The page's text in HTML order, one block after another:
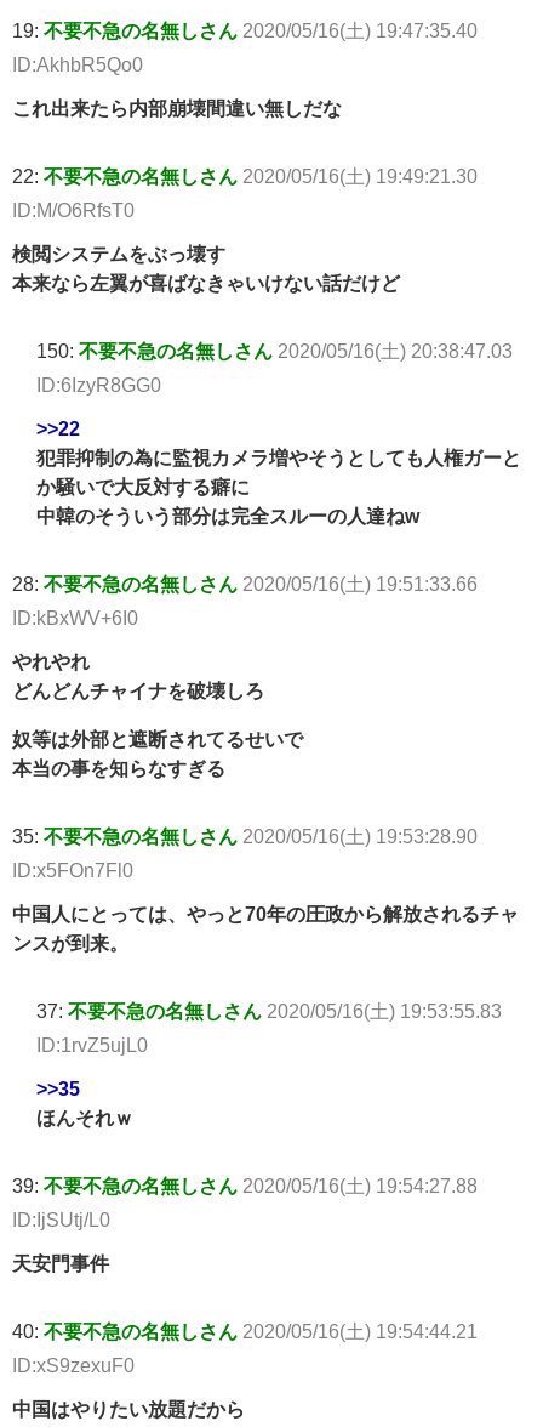
19: 不要不急の名無しさん 2020/05/16(土) 19:47:35.40
ID:AkhbR5Qo0
これ出来たら内部崩壊間違い無しだな
22: 不要不急の名無しさん 2020/05/16(土) 19:49:21.30
ID:M/O6RfsT0
検閲システムをぶっ壊す
本来なら左翼が喜ばなきゃいけない話だけど
150: 不要不急の名無しさん 2020/05/16(土) 20:38:47.03
ID:6IzyR8GG0
>>22
犯罪抑制の為に監視カメラ増やそうとしても人権ガーと
か騒いで大反対する癖に
中韓のそういう部分は完全スルーの人達ねw
28: 不要不急の名無しさん 2020/05/16(土) 19:51:33.66
ID:kBxWV+6I0
やれやれ
どんどんチャイナを破壊しろ
奴等は外部と遮断されてるせいで
本当の事を知らなすぎる
35: 不要不急の名無しさん 2020/05/16(土) 19:53:28.90
ID:x5FOn7Fl0
中国人にとっては、やっと70年の圧政から解放されるチャ
ンスが到来。
37: 不要不急の名無しさん 2020/05/16(土) 19:53:55.83
ID:1rvZ5ujL0
>>35
ほんそれｗ
39: 不要不急の名無しさん 2020/05/16(土) 19:54:27.88
ID:IjSUtj/L0
天安門事件
40: 不要不急の名無しさん 2020/05/16(土) 19:54:44.21
ID:xS9zexuF0
中国はやりたい放題だから